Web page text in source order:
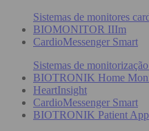
Sistemas de monitores
BIOMONITOR IIIm
CardioMessenger Smart
Sistemas de
BIOTRONIK Home
HeartInsight
CardioMessenger Smart
BIOTRONIK Patient App